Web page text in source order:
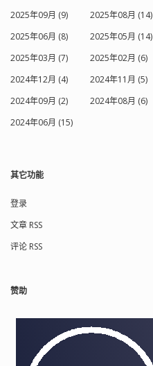
2025年09月 (9)
2025年08月 (14)
2025年06月 (8)
2025年05月 (14)
2025年03月 (7)
2025年02月 (6)
2024年12月 (4)
2024年11月 (5)
2024年09月 (2)
2024年08月 (6)
2024年06月 (15)
其它功能
登录
文章 RSS
评论 RSS
赞助